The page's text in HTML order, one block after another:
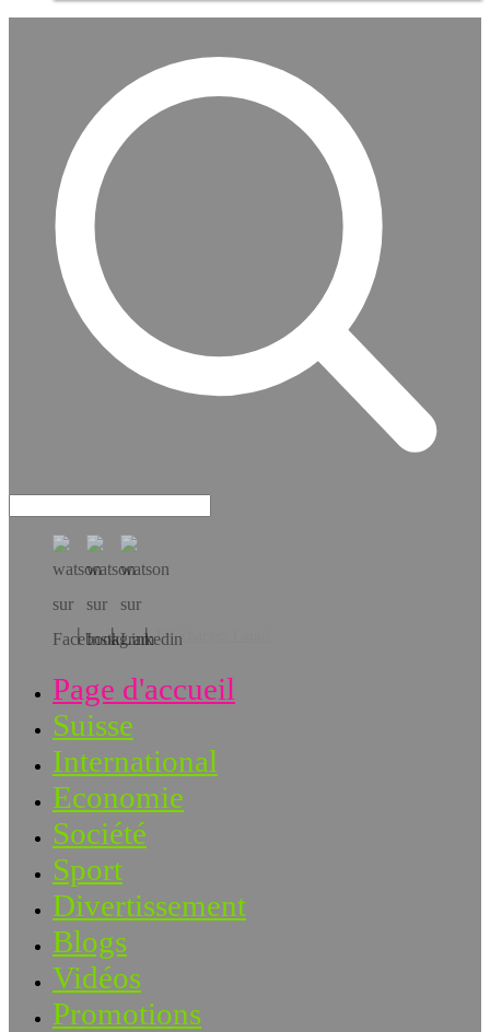
Téléchargez l’app!
Page d'accueil
Suisse
International
Economie
Société
Sport
Divertissement
Blogs
Vidéos
Promotions